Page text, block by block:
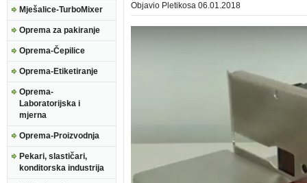
Mješalice-TurboMixer
Oprema za pakiranje
Oprema-Čepilice
Oprema-Etiketiranje
Oprema-
Laboratorijska i
mjerna
Oprema-Proizvodnja
Pekari, slastičari,
konditorska industrija
Objavio Pletikosa 06.01.2018